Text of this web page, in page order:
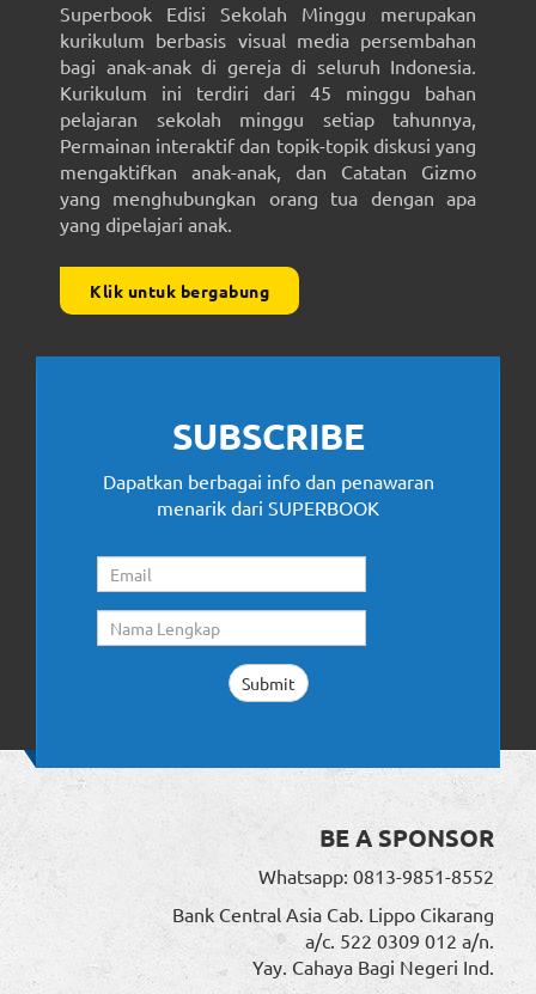
Superbook Edisi Sekolah Minggu merupakan
kurikulum berbasis visual media persembahan
bagi anak-anak di gereja di seluruh Indonesia.
Kurikulum ini terdiri dari 45 minggu bahan
pelajaran sekolah minggu setiap tahunnya,
Permainan interaktif dan topik-topik diskusi yang
mengaktifkan anak-anak, dan Catatan Gizmo
yang menghubungkan orang tua dengan apa
yang dipelajari anak.
Klik untuk bergabung
SUBSCRIBE
Dapatkan berbagai info dan penawaran
menarik dari SUPERBOOK
BE A SPONSOR
Whatsapp: 0813-9851-8552
Bank Central Asia Cab. Lippo Cikarang
a/c. 522 0309 012 a/n.
Yay. Cahaya Bagi Negeri Ind.